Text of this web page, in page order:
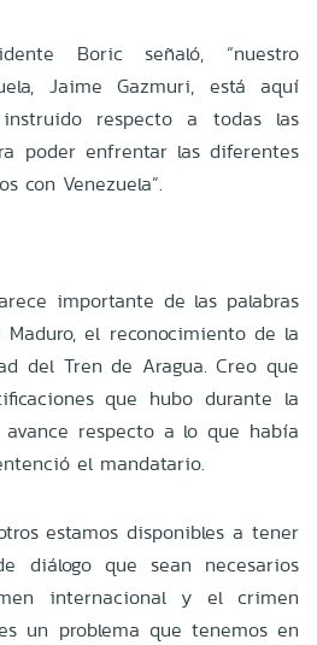
Boric señaló, “nuestro
Jaime Gazmuri, está aquí
respecto a todas las
poder enfrentar las diferentes
con Venezuela”.
importante de las palabras
el reconocimiento de la
del Tren de Aragua. Creo que
que hubo durante la
avance respecto a lo que había
el mandatario.
estamos disponibles a tener
diálogo que sean necesarios
internacional y el crimen
un problema que tenemos en